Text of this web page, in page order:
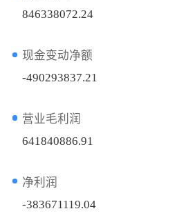
846338072.24
现金变动净额
-490293837.21
营业毛利润
641840886.91
净利润
-383671119.04